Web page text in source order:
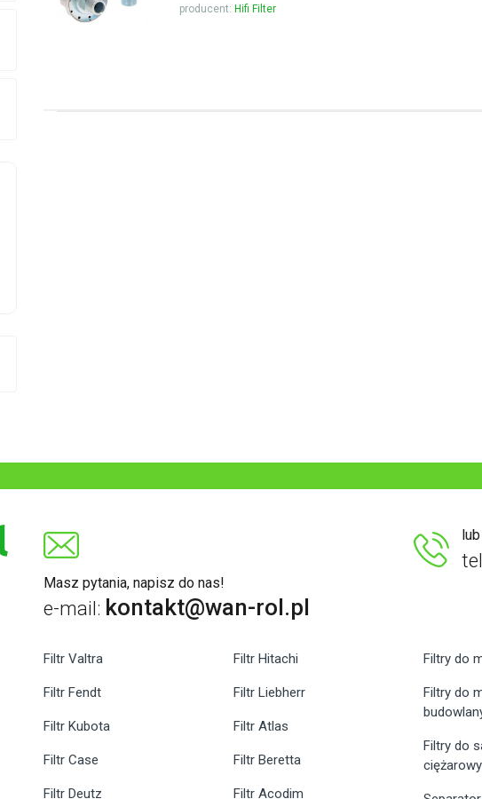
producent: Hifi Filter
Masz pytania, napisz do nas!
e-mail: kontakt@wan-rol.pl
Filtr Valtra
Filtr Fendt
Filtr Kubota
Filtr Case
Filtr Deutz
Filtr Hitachi
Filtr Liebherr
Filtr Atlas
Filtr Beretta
Filtr Acodim
Filtry do
Filtry do
Filtry do